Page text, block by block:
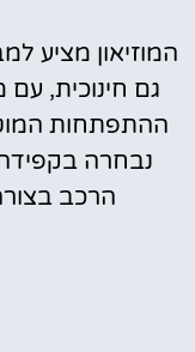
המוזיאון מציע
גם חינוכית,
ההתפתחות
נבחרה
הרכב